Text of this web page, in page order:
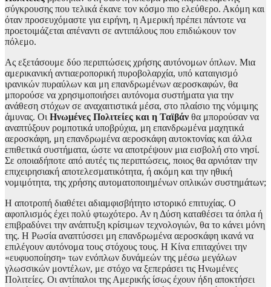
σύγκρουσης που τελικά έκανε τον κόσμο πιο ελεύθερο. Ακόμη και
όταν προσευχόμαστε για ειρήνη, η Αμερική πρέπει πάντοτε να
προετοιμάζεται απέναντι σε αντιπάλους που επιδιώκουν τον
πόλεμο.
Ας εξετάσουμε δύο περιπτώσεις χρήσης αυτόνομων όπλων. Μια
αμερικανική αντιαεροπορική πυροβολαρχία, υπό καταιγισμό
ιρανικών πυραύλων και μη επανδρωμένων αεροσκαφών, θα
μπορούσε να χρησιμοποιήσει αυτόνομα συστήματα για την
ανάθεση στόχων σε αναχαιτιστικά μέσα, στο πλαίσιο της νόμιμης
άμυνας. Οι Ηνωμένες Πολιτείες και η Ταϊβάν θα μπορούσαν να
αναπτύξουν ρομποτικά υποβρύχια, μη επανδρωμένα μαχητικά
αεροσκάφη, μη επανδρωμένα αεροσκάφη αυτοκτονίας και άλλα
επιθετικά συστήματα, ώστε να αποτρέψουν μια εισβολή στο νησί.
Σε οποιαδήποτε από αυτές τις περιπτώσεις, ποιος θα αρνιόταν την
επιχειρησιακή αποτελεσματικότητα, ή ακόμη και την ηθική
νομιμότητα, της χρήσης αυτοματοποιημένων οπλικών συστημάτων;
Η αποτροπή διαθέτει αδιαμφισβήτητο ιστορικό επιτυχίας. Ο
αφοπλισμός έχει πολύ φτωχότερο. Αν η Δύση καταθέσει τα όπλα ή
επιβραδύνει την ανάπτυξη κρίσιμων τεχνολογιών, θα το κάνει μόνη
της. Η Ρωσία αναπτύσσει μη επανδρωμένα αεροσκάφη ικανά να
επιλέγουν αυτόνομα τους στόχους τους. Η Κίνα επιταχύνει την
«ευφυοποίηση» των ενόπλων δυνάμεών της μέσω μεγάλων
γλωσσικών μοντέλων, με στόχο να ξεπεράσει τις Ηνωμένες
Πολιτείες. Οι αντίπαλοι της Αμερικής ίσως έχουν ήδη αποκτήσει